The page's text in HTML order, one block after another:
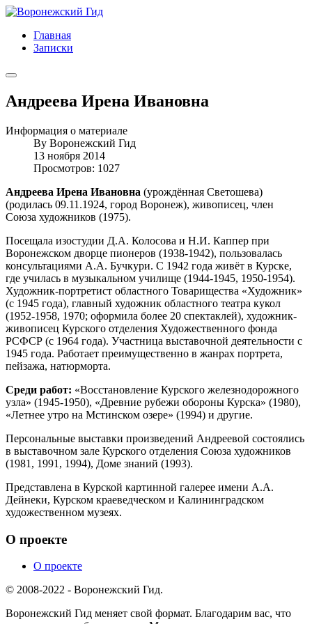
Главная
Записки
Андреева Ирена Ивановна
Информация о материале
By Воронежский Гид
13 ноября 2014
Просмотров: 1027
Андреева Ирена Ивановна (урождённая Светошева)
(родилась 09.11.1924, город Воронеж), живописец, член
Союза художников (1975).
Посещала изостудии Д.А. Колосова и Н.И. Каппер при
Воронежском дворце пионеров (1938-1942), пользовалась
консультациями А.А. Бучкури. С 1942 года живёт в Курске,
где училась в музыкальном училище (1944-1945, 1950-1954).
Художник-портретист областного Товарищества «Художник»
(с 1945 года), главный художник областного театра кукол
(1952-1958, 1970; оформила более 20 спектаклей), художник-
живописец Курского отделения Художественного фонда
РСФСР (с 1964 года). Участница выставочной деятельности с
1945 года. Работает преимущественно в жанрах портрета,
пейзажа, натюрморта.
Среди работ: «Восстановление Курского железнодорожного
узла» (1945-1950), «Древние рубежи обороны Курска» (1980),
«Летнее утро на Мстинском озере» (1994) и другие.
Персональные выставки произведений Андреевой состоялись
в выставочном зале Курского отделения Союза художников
(1981, 1991, 1994), Доме знаний (1993).
Представлена в Курской картинной галерее имени А.А.
Дейнеки, Курском краеведческом и Калининградском
художественном музеях.
О проекте
О проекте
© 2008-2022 - Воронежский Гид.
Воронежский Гид меняет свой формат. Благодарим вас, что